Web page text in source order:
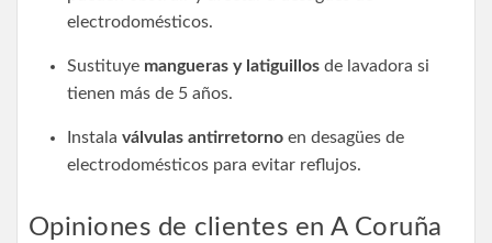
electrodomésticos.
Sustituye mangueras y latiguillos de lavadora si
tienen más de 5 años.
Instala válvulas antirretorno en desagües de
electrodomésticos para evitar reflujos.
Opiniones de clientes en A Coruña